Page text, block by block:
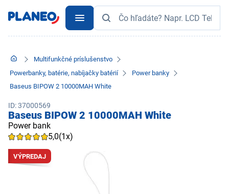
Multifunkčné príslušenstvo
Powerbanky, batérie, nabíjačky batérií
Power banky
Baseus BIPOW 2 10000MAH White
ID: 37000569
Baseus BIPOW 2 10000MAH White
Power bank
5,0(1x)
VÝPREDAJ